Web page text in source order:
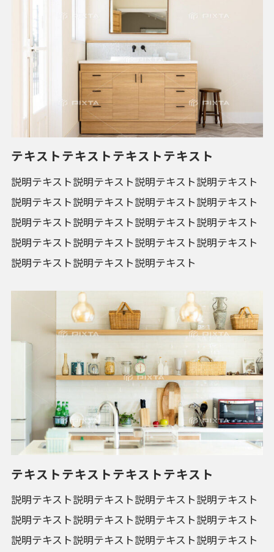
テキストテキストテキストテキスト
説明テキスト説明テキスト説明テキスト説明テキスト
説明テキスト説明テキスト説明テキスト説明テキスト
説明テキスト説明テキスト説明テキスト説明テキスト
説明テキスト説明テキスト説明テキスト説明テキスト
説明テキスト説明テキスト説明テキスト
テキストテキストテキストテキスト
説明テキスト説明テキスト説明テキスト説明テキスト
説明テキスト説明テキスト説明テキスト説明テキスト
説明テキスト説明テキスト説明テキスト説明テキスト